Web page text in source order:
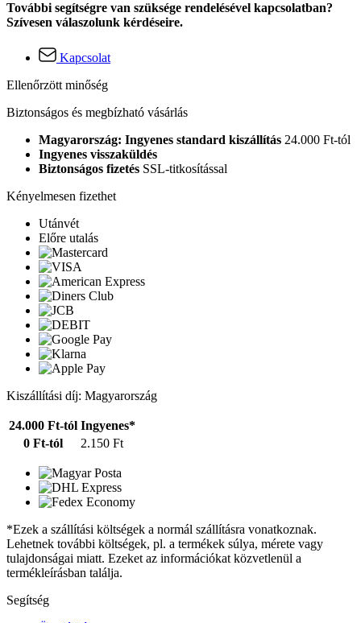
További segítségre van szüksége rendelésével kapcsolatban?
Szívesen válaszolunk kérdéseire.
Kapcsolat
Ellenőrzött minőség
Biztonságos és megbízható vásárlás
Magyarország: Ingyenes standard kiszállítás 24.000 Ft-tól
Ingyenes visszaküldés
Biztonságos fizetés SSL-titkosítással
Kényelmesen fizethet
Utánvét
Előre utalás
Kiszállítási díj: Magyarország
24.000 Ft-tól Ingyenes*
0 Ft-tól
2.150 Ft
*Ezek a szállítási költségek a normál szállításra vonatkoznak.
Lehetnek további költségek, pl. a termékek súlya, mérete vagy
tulajdonságai miatt. Ezeket az információkat közvetlenül a
termékleírásban találja.
Segítség